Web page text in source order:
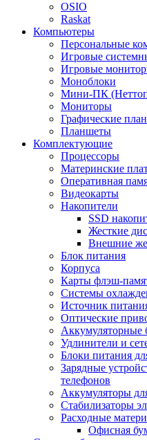
OSIO
Raskat
Компьютеры
Персональные
Игровые
Игровые
Моноблоки
Мини-ПК
Мониторы
Графические
Планшеты
Комплектующие
Процессоры
Материнские
Оперативная
Видеокарты
Накопители
SSD
Жесткие
Внешние
Блок питания
Корпуса
Карты флэш-
Системы
Источник
Оптические
Аккумуляторные
Удлинители и
Блоки питания
Зарядные
телефонов
Аккумуляторы
Стабилизаторы
Расходные
Офисная